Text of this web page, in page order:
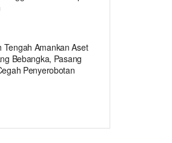
Tengah Amankan Aset
Bebangka, Pasang
Penyerobotan